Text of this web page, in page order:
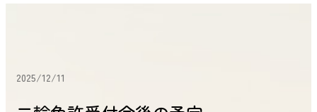
2025/12/11